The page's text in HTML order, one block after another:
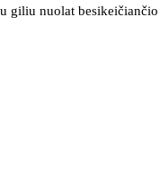
giliu nuolat